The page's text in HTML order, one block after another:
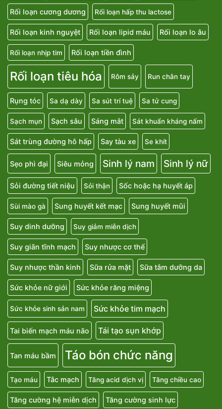
Rối loạn cương dương Rối loạn hấp thu lactose
Rối loạn kinh nguyệt Rối loạn lipid máu Rối loạn lo âu
Rối loạn nhịp tim Rối loạn tiền đình
Rối loạn tiêu hóa Rôm sảy Run chân tay
Rụng tóc Sa dạ dày Sa sút trí tuệ Sa tử cung
Sạch mụn Sạch sâu Sáng mắt Sát khuẩn kháng nấm
Sát trùng đường hô hấp Say tàu xe Se khít
Sẹo phì đại Siêu mỏng Sinh lý nam Sinh lý nữ
Sỏi đường tiết niệu Sỏi thận Sốc hoặc hạ huyết áp
Sùi mào gà Sung huyết kết mạc Sung huyết mũi
Suy dinh dưỡng Suy giảm miễn dịch
Suy giãn tĩnh mạch Suy nhược cơ thể
Suy nhược thần kinh Sữa rửa mặt Sữa tắm dưỡng da
Sức khỏe nữ giới Sức khỏe răng miệng
Sức khỏe sinh sản nam Sức khỏe tim mạch
Tai biến mạch máu não Tái tạo sụn khớp
Tan máu bầm Táo bón chức năng
Tạo máu Tắc mạch Tăng acid dịch vị Tăng chiều cao
Tăng cường hệ miễn dịch Tăng cường sinh lực